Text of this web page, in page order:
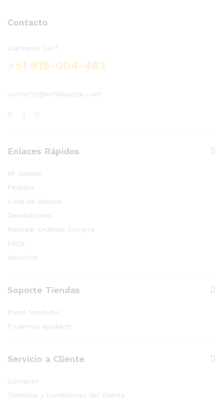
Contacto
Llámanos 24/7
+51 915-004-483
contacto@sohobazzar.com
Enlaces Rápidos
Mi Cuenta
Pedidos
Lista de Deseos
Devoluciones
Rastrear Ordenes Compra
FAQs
Nosotros
Soporte Tiendas
Panel Vendedor
Podemos ayudarte
Servicio a Cliente
Contacto
Términos y Condiciones del Cliente